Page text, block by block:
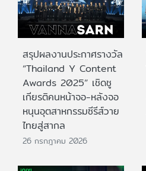
สรุปผลงานประกาศรางวัล
“Thailand Y Content
Awards 2025” เชิดชู
เกียรติคนหน้าจอ-หลังจอ
หนุนอุตสาหกรรมซีรีส์วาย
ไทยสู่สากล
26 กรกฎาคม 2026